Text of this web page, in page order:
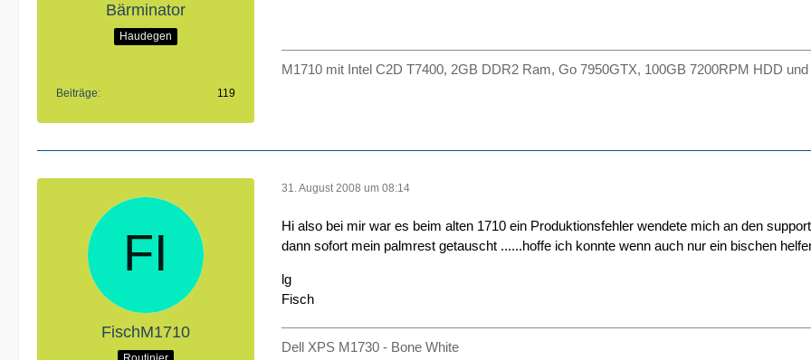
Bärminator
Haudegen
Beiträge 119
M1710 mit Intel C2D T7400, 2GB DDR2 Ram, Go 7950GTX, 100GB 7200RPM HDD
FischM1710
31. August 2008 um 08:14
Hi also bei mir war es beim alten 1710 ein Produktionsfehler wendete mich an den
dann sofort mein palmrest getauscht ......hoffe ich konnte wenn auch nur ein bischen
lg
Fisch
Dell XPS M1730 - Bone White